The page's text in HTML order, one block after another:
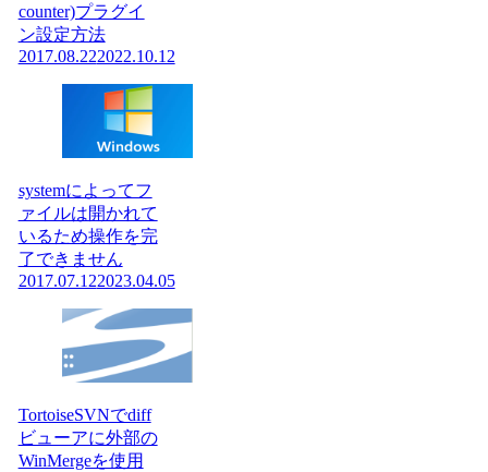
counter)プラグイ
ン設定方法
2017.08.222022.10.12
systemによってフ
ァイルは開かれて
いるため操作を完
了できません
2017.07.122023.04.05
TortoiseSVNでdiff
ビューアに外部の
WinMergeを使用